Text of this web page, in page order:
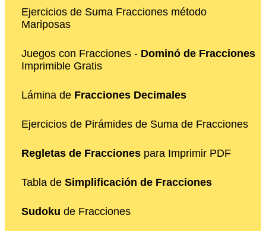
Ejercicios de Suma Fracciones método
Mariposas
Juegos con Fracciones - Dominó de Fracciones
Imprimible Gratis
Lámina de Fracciones Decimales
Ejercicios de Pirámides de Suma de Fracciones
Regletas de Fracciones para Imprimir PDF
Tabla de Simplificación de Fracciones
Sudoku de Fracciones